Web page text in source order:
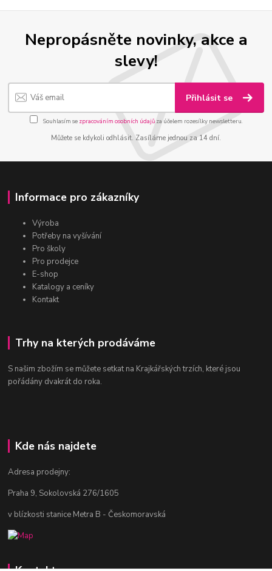
Nepropásněte novinky, akce a
slevy!
Přihlásit se
Souhlasím se zpracováním osobních údajůza účelem rozesílky newsletteru.
Můžete se kdykoli odhlásit. Zasíláme jednou za 14 dní.
Informace pro zákazníky
Výroba
Potřeby na vyšívání
Pro školy
Pro prodejce
E-shop
Katalogy a ceníky
Kontakt
Trhy na kterých prodáváme
S našim zbožím se můžete setkat na Krajkářských trzích, které jsou
pořádány dvakrát do roka.
Kde nás najdete
Adresa prodejny:
Praha 9, Sokolovská 276/1605
v blízkosti stanice Metra B - Českomoravská